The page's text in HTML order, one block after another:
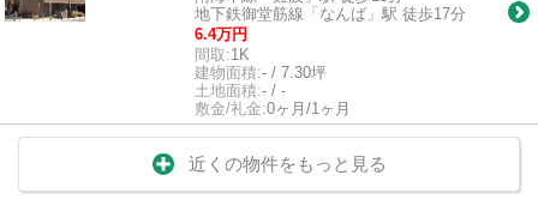
地下鉄御堂筋線「なんば」駅 徒歩17分
6.4万円
間取:1K
建物面積:- / 7.30坪
土地面積:- / -
敷金/礼金:0ヶ月/1ヶ月
近くの物件をもっと見る